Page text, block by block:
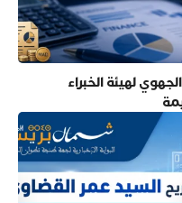
لهيئة الخبراء